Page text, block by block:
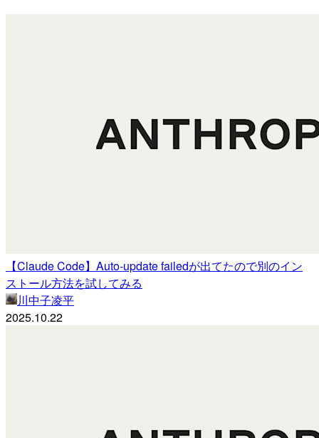
【Claude Code】Auto-update failedが出てたので別のイン
ストール方法を試してみる
川中子凌平
2025.10.22